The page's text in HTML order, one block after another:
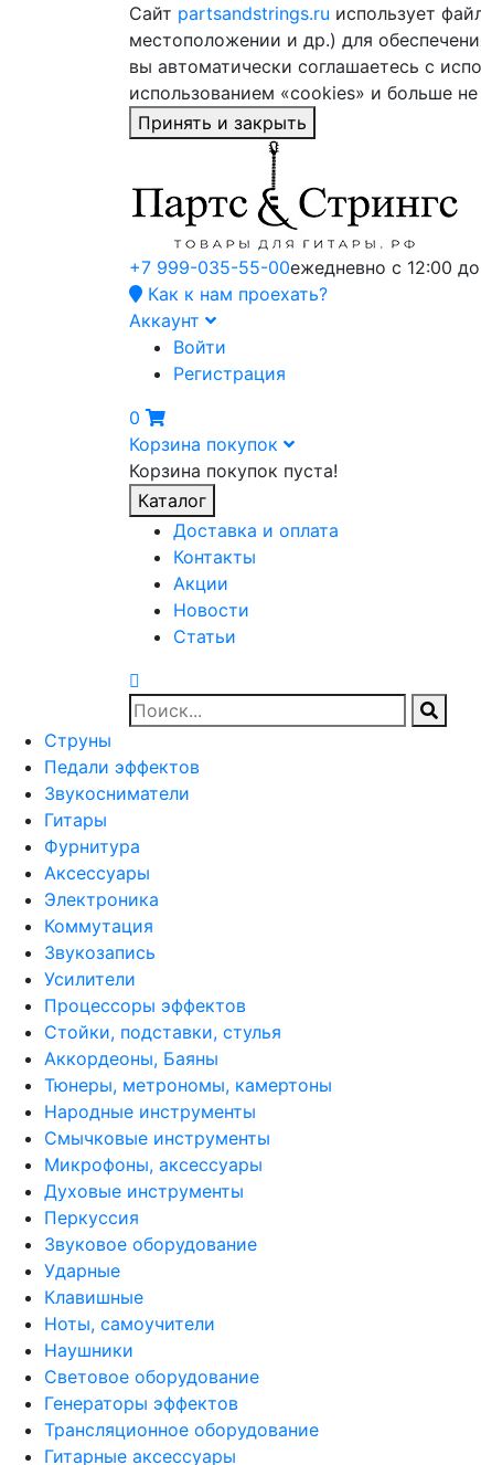
Сайт partsandstrings.ru использует
местоположении и др.) для
вы автоматически соглашаетесь с
использованием «cookies» и больше
Принять и закрыть
+7 999-035-55-00ежедневно с 12:00
Как к нам проехать?
Аккаунт
Войти
Регистрация
0
Корзина покупок
Корзина покупок пуста!
Каталог
Доставка и оплата
Контакты
Акции
Новости
Статьи
Струны
Педали эффектов
Звукосниматели
Гитары
Фурнитура
Аксессуары
Электроника
Коммутация
Звукозапись
Усилители
Процессоры эффектов
Стойки, подставки, стулья
Аккордеоны, Баяны
Тюнеры, метрономы, камертоны
Народные инструменты
Смычковые инструменты
Микрофоны, аксессуары
Духовые инструменты
Перкуссия
Звуковое оборудование
Ударные
Клавишные
Ноты, самоучители
Наушники
Световое оборудование
Генераторы эффектов
Трансляционное оборудование
Гитарные аксессуары